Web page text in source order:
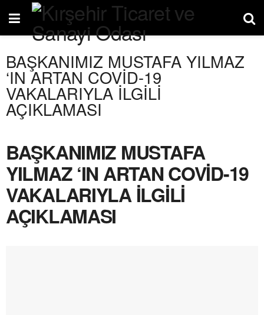
BAŞKANIMIZ MUSTAFA YILMAZ
‘IN ARTAN COVİD-19
VAKALARIYLA İLGİLİ
AÇIKLAMASI
BAŞKANIMIZ MUSTAFA
YILMAZ ‘IN ARTAN COVİD-19
VAKALARIYLA İLGİLİ
AÇIKLAMASI